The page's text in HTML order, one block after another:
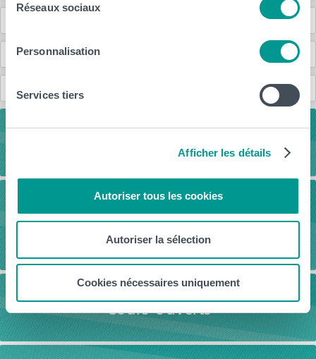
Réseaux sociaux
Personnalisation
Services tiers
Afficher les détails
Autoriser tous les cookies
Autoriser la sélection
Cookies nécessaires uniquement
Anciennes et anciens étudiants (Alumni)
Contact
Télécharge les brochures
GO TEACHING – Adultes en reprise
d’études
Cours Ouverts